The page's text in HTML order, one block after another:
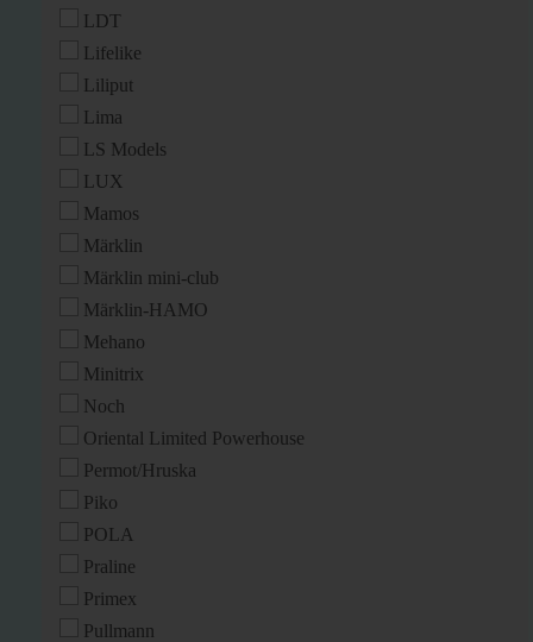
LDT
Lifelike
Liliput
Lima
LS Models
LUX
Mamos
Märklin
Märklin mini-club
Märklin-HAMO
Mehano
Minitrix
Noch
Oriental Limited Powerhouse
Permot/Hruska
Piko
POLA
Praline
Primex
Pullmann